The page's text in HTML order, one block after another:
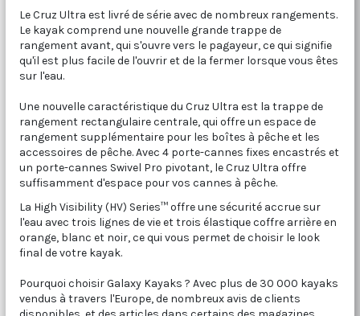
Le Cruz Ultra est livré de série avec de nombreux rangements.
Le kayak comprend une nouvelle grande trappe de
rangement avant, qui s'ouvre vers le pagayeur, ce qui signifie
qu'il est plus facile de l'ouvrir et de la fermer lorsque vous êtes
sur l'eau.
Une nouvelle caractéristique du Cruz Ultra est la trappe de
rangement rectangulaire centrale, qui offre un espace de
rangement supplémentaire pour les boîtes à pêche et les
accessoires de pêche. Avec 4 porte-cannes fixes encastrés et
un porte-cannes Swivel Pro pivotant, le Cruz Ultra offre
suffisamment d'espace pour vos cannes à pêche.
La High Visibility (HV) Series™ offre une sécurité accrue sur
l'eau avec trois lignes de vie et trois élastique coffre arrière en
orange, blanc et noir, ce qui vous permet de choisir le look
final de votre kayak.
Pourquoi choisir Galaxy Kayaks ? Avec plus de 30 000 kayaks
vendus à travers l'Europe, de nombreux avis de clients